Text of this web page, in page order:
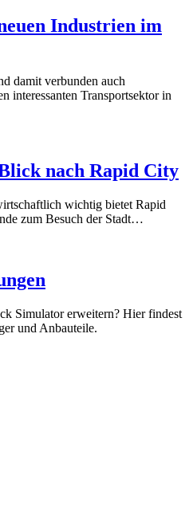
Industrien im
damit verbunden auch
interessanten Transportsektor in
nach Rapid City
wichtig bietet Rapid
zum Besuch der Stadt…
Simulator erweitern? Hier findest
und Anbauteile.